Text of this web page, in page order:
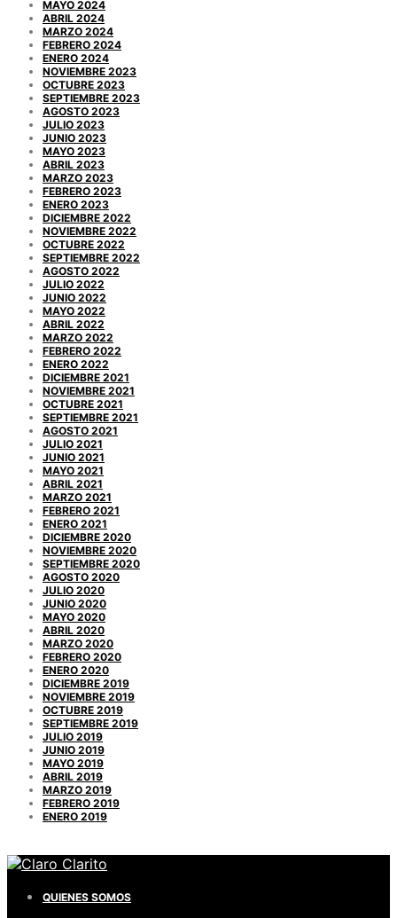
MAYO 2024
ABRIL 2024
MARZO 2024
FEBRERO 2024
ENERO 2024
NOVIEMBRE 2023
OCTUBRE 2023
SEPTIEMBRE 2023
AGOSTO 2023
JULIO 2023
JUNIO 2023
MAYO 2023
ABRIL 2023
MARZO 2023
FEBRERO 2023
ENERO 2023
DICIEMBRE 2022
NOVIEMBRE 2022
OCTUBRE 2022
SEPTIEMBRE 2022
AGOSTO 2022
JULIO 2022
JUNIO 2022
MAYO 2022
ABRIL 2022
MARZO 2022
FEBRERO 2022
ENERO 2022
DICIEMBRE 2021
NOVIEMBRE 2021
OCTUBRE 2021
SEPTIEMBRE 2021
AGOSTO 2021
JULIO 2021
JUNIO 2021
MAYO 2021
ABRIL 2021
MARZO 2021
FEBRERO 2021
ENERO 2021
DICIEMBRE 2020
NOVIEMBRE 2020
SEPTIEMBRE 2020
AGOSTO 2020
JULIO 2020
JUNIO 2020
MAYO 2020
ABRIL 2020
MARZO 2020
FEBRERO 2020
ENERO 2020
DICIEMBRE 2019
NOVIEMBRE 2019
OCTUBRE 2019
SEPTIEMBRE 2019
JULIO 2019
JUNIO 2019
MAYO 2019
ABRIL 2019
MARZO 2019
FEBRERO 2019
ENERO 2019
QUIENES SOMOS